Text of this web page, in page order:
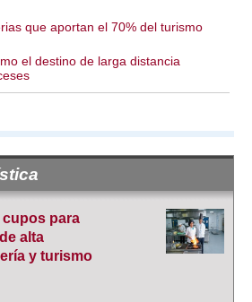
que aportan el 70% del turismo
el destino de larga distancia
para
alta
y turismo